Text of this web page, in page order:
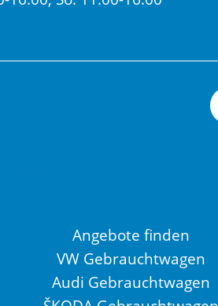
Angebote finden
VW Gebrauchtwagen
Audi Gebrauchtwagen